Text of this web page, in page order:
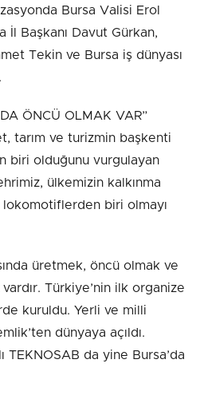
Bursa Valisi Erol
İl Başkanı Davut Gürkan,
Tekin ve Bursa iş dünyası
ÖNCÜ OLMAK VAR”
tarım ve turizmin başkenti
biri olduğunu vurgulayan
ülkemizin kalkınma
biri olmayı
üretmek, öncü olmak ve
Türkiye’nin ilk organize
kuruldu. Yerli ve milli
dünyaya açıldı.
da yine Bursa’da